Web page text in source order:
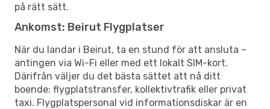
på rätt sätt.
Ankomst: Beirut Flygplatser
När du landar i Beirut, ta en stund för att ansluta –
antingen via Wi-Fi eller med ett lokalt SIM-kort.
Därifrån väljer du det bästa sättet att nå ditt
boende: flygplatstransfer, kollektivtrafik eller privat
taxi. Flygplatspersonal vid informationsdiskar är en